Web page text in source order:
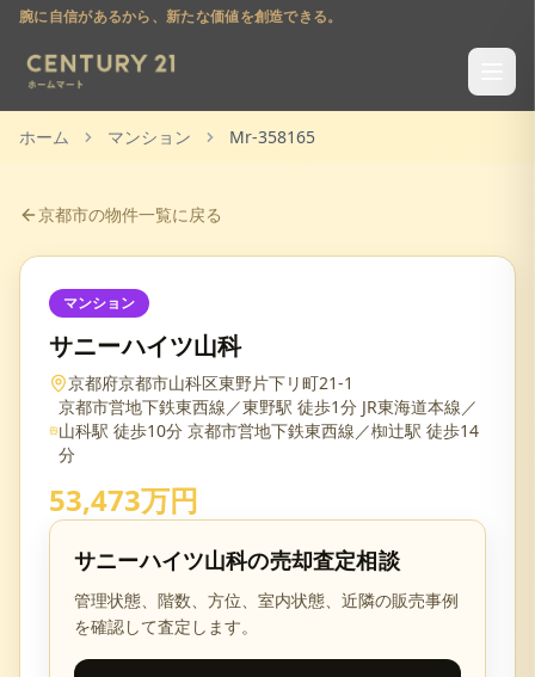
腕に自信があるから、新たな価値を創造できる。
ホーム マンション Mr-358165
京都市の物件一覧に戻る
マンション
サニーハイツ山科
京都府京都市山科区東野片下リ町21-1
京都市営地下鉄東西線／東野駅 徒歩1分 JR東海道本線／
山科駅 徒歩10分 京都市営地下鉄東西線／椥辻駅 徒歩14
分
53,473万円​
サニーハイツ山科の売却査定相談
管理状態、階数、方位、室内状態、近隣の販売事例
を確認して査定します。